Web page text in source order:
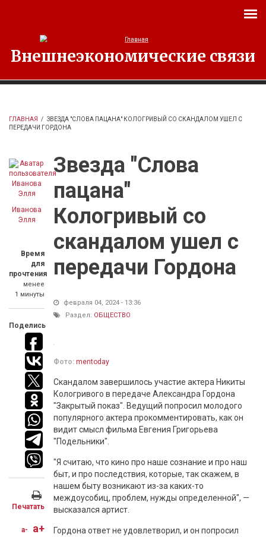
Внешнеэкономические связи
ГЛАВНАЯ / ЗВЕЗДА "СЛОВА ПАЦАНА" КОЛОГРИВЫЙ СО СКАНДАЛОМ УШЕЛ С
ПЕРЕДАЧИ ГОРДОНА
Иванова
Элля
Время
для
прочтения
менее
1 минуты
Поделись
Печатать
a- a+
Звезда "Слова
пацана"
Кологривый со
скандалом ушел с
передачи Гордона
февраля 04, 2024 - 13:36
Раздел: ОБЩЕСТВО
Фото: mentoday
Скандалом завершилось участие актера Никиты
Кологривого в передаче Александра Гордона
"Закрытый показ". Ведущий попросил молодого
популярного актера прокомментировать, как он
видит смысл фильма Евгения Григорьева
"Подельники".
"Я считаю, что кино про наше сознание и про наш
быт, и про последствия, которые, так скажем, в
нашем быту возникают из-за каких-то
междоусобиц, проблем, нужды определенной", —
высказался артист.
Гордона ответ не удовлетворил, и он попросил